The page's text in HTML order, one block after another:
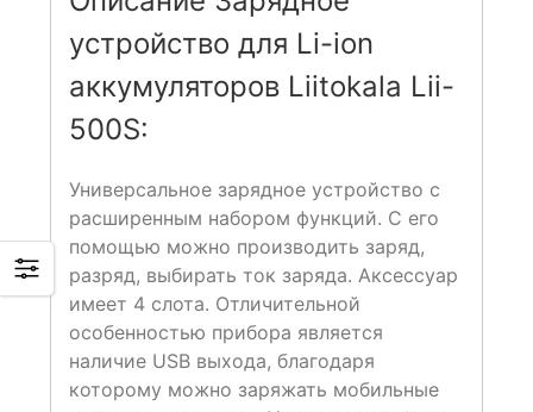
устройство для Li-ion
аккумуляторов Liitokala Lii-
500S:
Универсальное зарядное устройство с
расширенным набором функций. С его
помощью можно производить заряд,
разряд, выбирать ток заряда. Аксессуар
имеет 4 слота. Отличительной
особенностью прибора является
наличие USB выхода, благодаря
которому можно заряжать мобильные